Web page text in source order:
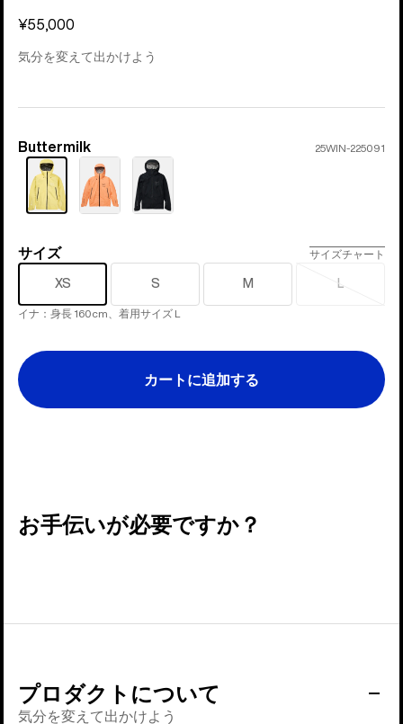
¥55,000
気分を変えて出かけよう
カ
ー
Buttermilk 25WIN-225091
サ
サイズ サイズチャート
XS S M L
売
イナ：身長 160cm、着用サイズ L
カートに追加する
お手伝いが必要ですか？
プロダクトについて
気分を変えて出かけよう